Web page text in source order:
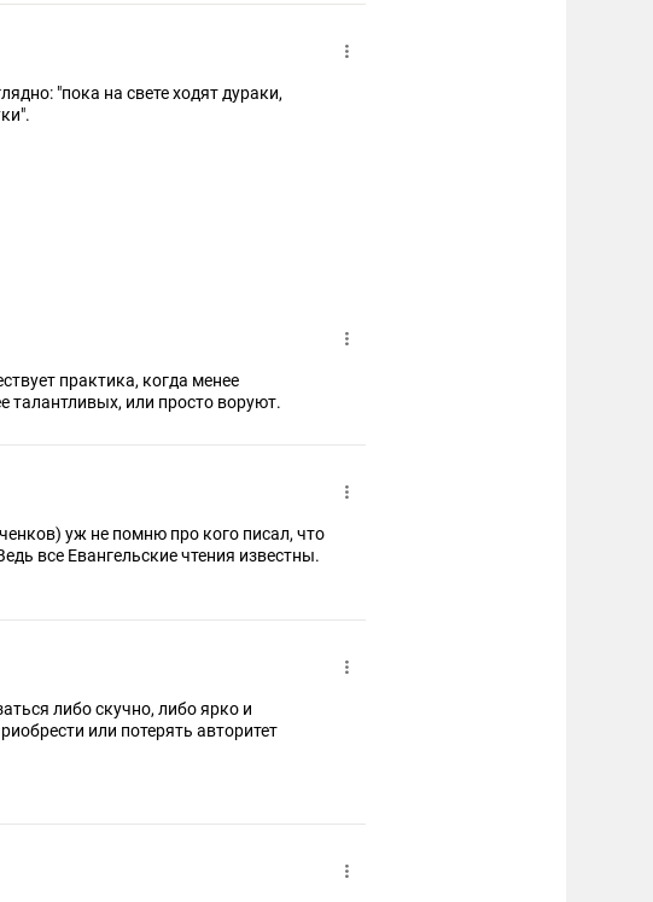
"пока на свете ходят дураки,
талантливых, или просто воруют.
уж не помню про кого писал, что
все Евангельские чтения известны.
скучно, либо ярко и